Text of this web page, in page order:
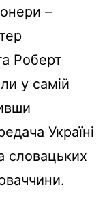
–
Роберт
у самій
Україні
словацьких